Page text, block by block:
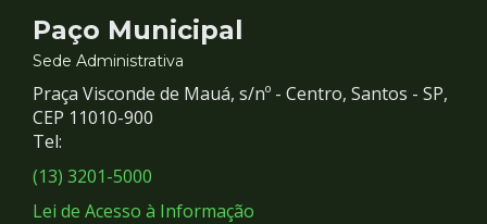
Contato
e
Redes
Sociais
Paço Municipal
Sede Administrativa
Praça Visconde de Mauá, s/nº - Centro, Santos - SP,
CEP 11010-900
Tel:
(13) 3201-5000
Lei de Acesso à Informação